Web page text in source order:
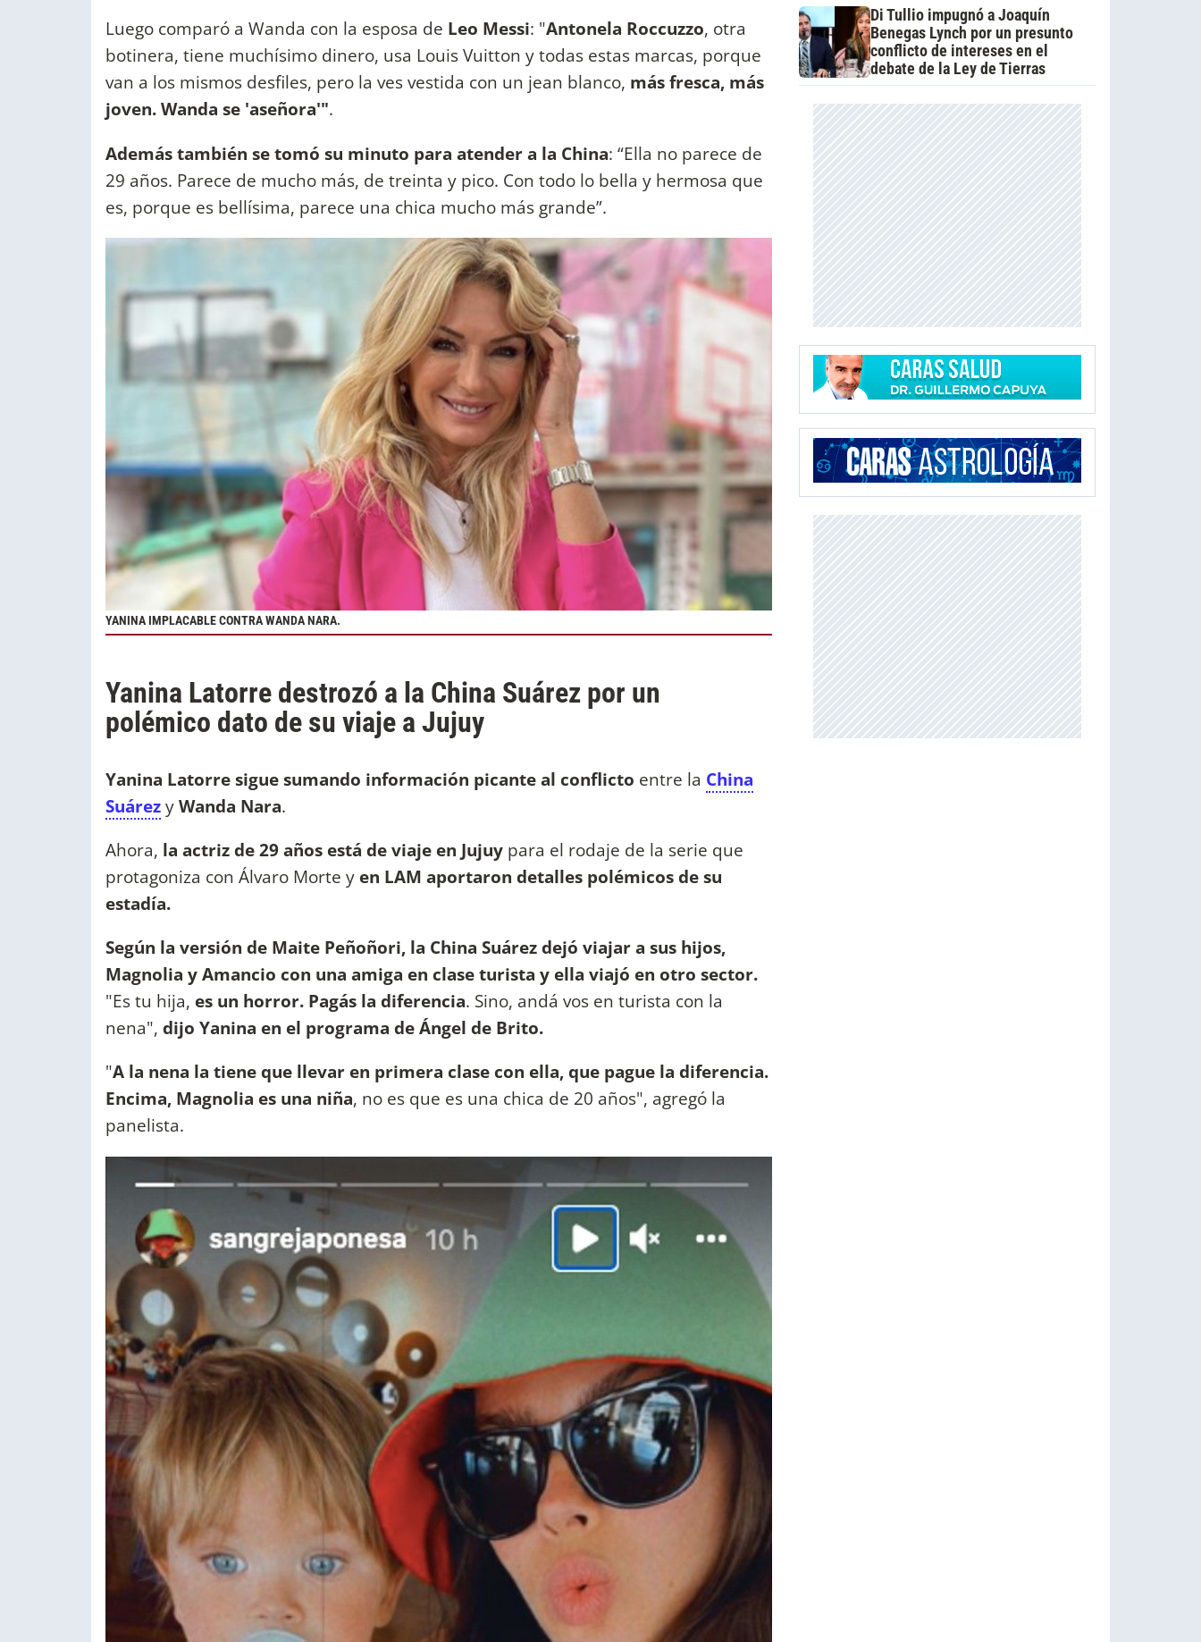
Luego comparó a Wanda con la esposa de Leo Messi: "Antonela Roccuzzo, otra
botinera, tiene muchísimo dinero, usa Louis Vuitton y todas estas marcas, porque
van a los mismos desfiles, pero la ves vestida con un jean blanco, más fresca, más
joven. Wanda se 'aseñora'".
Además también se tomó su minuto para atender a la China: “Ella no parece de
29 años. Parece de mucho más, de treinta y pico. Con todo lo bella y hermosa que
es, porque es bellísima, parece una chica mucho más grande”.
YANINA IMPLACABLE CONTRA WANDA NARA.
Yanina Latorre destrozó a la China Suárez por un
polémico dato de su viaje a Jujuy
Yanina Latorre sigue sumando información picante al conflicto entre la China
SuárezyWanda Nara.
Ahora, la actriz de 29 años está de viaje en Jujuy para el rodaje de la serie que
protagoniza con Álvaro Morte y en LAM aportaron detalles polémicos de su
estadía.
Según la versión de Maite Peñoñori, la China Suárez dejó viajar a sus hijos,
Magnolia y Amancio con una amiga en clase turista y ella viajó en otro sector.
"Es tu hija, es un horror. Pagás la diferencia. Sino, andá vos en turista con la
nena", dijo Yanina en el programa de Ángel de Brito.
"A la nena la tiene que llevar en primera clase con ella, que pague la diferencia.
Encima, Magnolia es una niña, no es que es una chica de 20 años", agregó la
panelista.
Di Tullio impugnó a Joaquín
Benegas Lynch por un presunto
conflicto de intereses en el
debate de la Ley de Tierras